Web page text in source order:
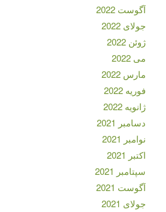
آگوست 2022
جولای 2022
ژوئن 2022
می 2022
مارس 2022
فوریه 2022
ژانویه 2022
دسامبر 2021
نوامبر 2021
اکتبر 2021
سپتامبر 2021
آگوست 2021
جولای 2021